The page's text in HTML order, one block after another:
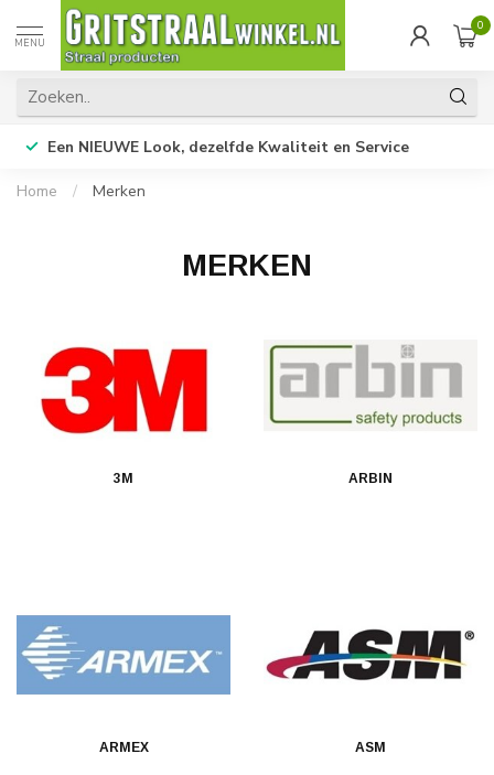
MENU
0
Een NIEUWE Look, dezelfde Kwaliteit en Service
Home / Merken
MERKEN
3M ARBIN
ARMEX ASM